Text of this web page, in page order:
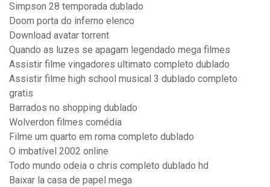
Simpson 28 temporada dublado
Doom porta do inferno elenco
Download avatar torrent
Quando as luzes se apagam legendado mega filmes
Assistir filme vingadores ultimato completo dublado
Assistir filme high school musical 3 dublado completo
gratis
Barrados no shopping dublado
Wolverdon filmes comédia
Filme um quarto em roma completo dublado
O imbatível 2002 online
Todo mundo odeia o chris completo dublado hd
Baixar la casa de papel mega